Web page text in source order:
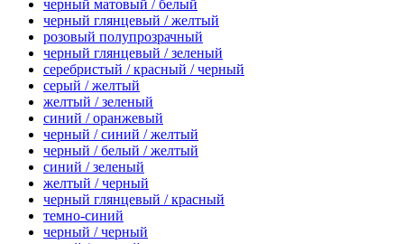
черный матовый / белый
черный глянцевый / желтый
розовый полупрозрачный
черный глянцевый / зеленый
серебристый / красный / черный
серый / желтый
желтый / зеленый
синий / оранжевый
черный / синий / желтый
черный / белый / желтый
синий / зеленый
желтый / черный
черный глянцевый / красный
темно-синий
черный / черный